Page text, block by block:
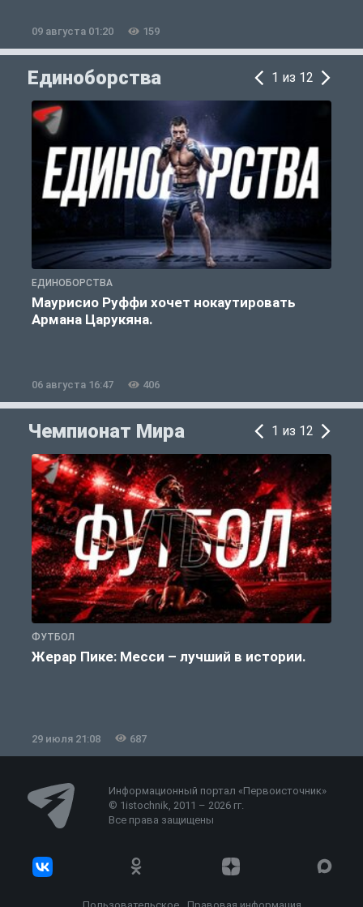
09 августа 01:20 159
Единоборства 1 из 12
ЕДИНОБОРСТВА
Маурисио Руффи хочет нокаутировать
Армана Царукяна.
06 августа 16:47 406
Чемпионат Мира 1 из 12
ФУТБОЛ
Жерар Пике: Месси – лучший в истории.
29 июля 21:08 687
Информационный портал «Первоисточник»
© 1istochnik, 2011 – 2026 гг.
Все права защищены
Пользовательское Правовая информация